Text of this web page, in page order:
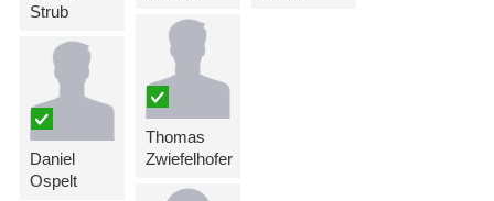
Strub
Daniel
Ospelt
Thomas
Zwiefelhofer